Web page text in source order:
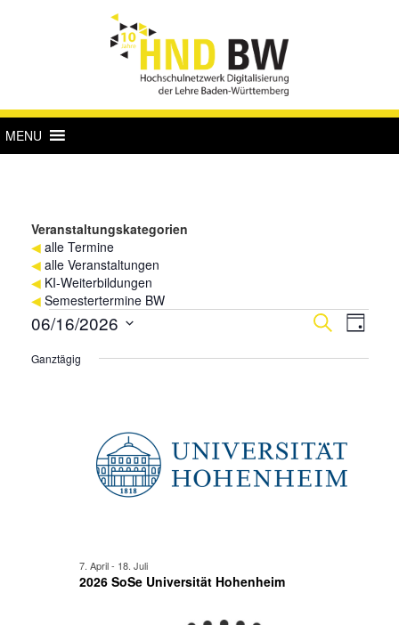
MENU
Veranstaltungskategorien
◀ alle Termine
◀ alle Veranstaltungen
◀ KI-Weiterbildungen
◀ Semestertermine BW
Veranstaltungen
für
16.
Suche
SucheTag
06/16/2026
wählen.
Ganztägig
2026 SoSe Universität Hohenheim
7. April- 18. Juli